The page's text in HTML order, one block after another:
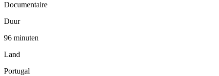
Documentaire
Duur
96 minuten
Land
Portugal